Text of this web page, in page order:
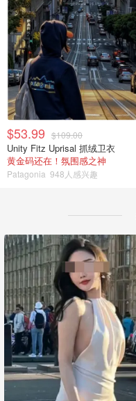
$53.99 $109.00
Unity Fitz Uprisal 抓绒卫衣
黄金码还在！氛围感之神
Patagonia 948人感兴趣